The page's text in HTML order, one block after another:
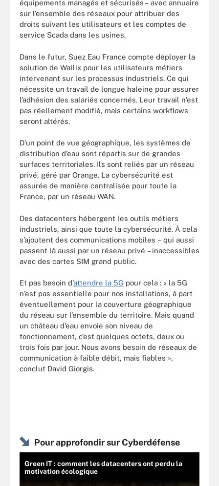
équipements managés et sécurisés – avec annuaire
sur l’ensemble des réseaux pour attribuer des
droits suivant les utilisateurs et les comptes de
service Scada dans les usines.
Dans le futur, Suez Eau France compte déployer la
solution de Wallix pour les utilisateurs métiers
intervenant sur les processus industriels. Ce qui
nécessite un travail de longue haleine pour assurer
l’adhésion des salariés concernés. Leur travail n’est
pas réellement modifié, mais certains workflows
seront altérés.
D’un point de vue géographique, les systèmes de
distribution d’eau sont répartis sur de grandes
surfaces territoriales. Ils sont reliés par un réseau
privé, géré par Orange. La cybersécurité est
assurée de manière centralisée pour toute la
France, par un réseau WAN.
Des datacenters hébergent les outils métiers
industriels, ainsi que toute la cybersécurité. À cela
s’ajoutent des communications mobiles – qui aussi
passent là aussi par un réseau privé – inaccessibles
avec des cartes SIM grand public.
Et pas besoin d’attendre la 5G pour cela : « la 5G
n’est pas essentielle pour nos installations, à part
éventuellement pour la couverture géographique
du réseau sur l’ensemble du territoire. Mais quand
un château d’eau envoie son niveau de
fonctionnement, c’est quelques octets, deux ou
trois fois par jour. Nous avons besoin de réseaux de
communication à faible débit, mais fiables »,
conclut David Giorgis.
Pour approfondir sur Cyberdéfense
Green IT : comment les datacenters ont perdu la
motivation écologique